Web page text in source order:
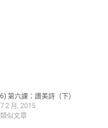
6) 第六課：讚美詩（下）
7 2 月, 2015
類似文章